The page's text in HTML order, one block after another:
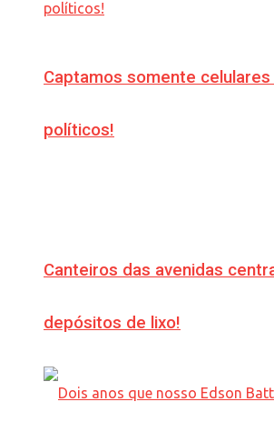
Captamos somente
políticos!
Canteiros das avenidas
depósitos de lixo!